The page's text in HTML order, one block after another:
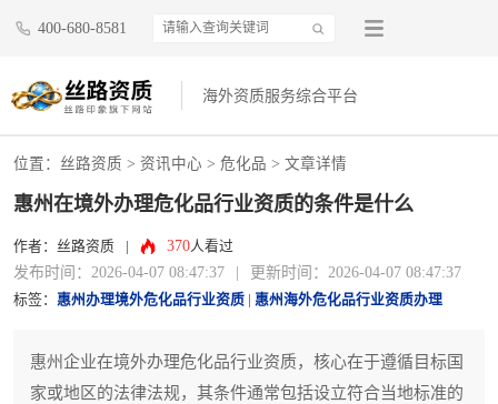
400-680-8581
海外资质服务综合平台
位置： 丝路资质 > 资讯中心 > 危化品 > 文章详情
惠州在境外办理危化品行业资质的条件是什么
作者：丝路资质 370人看过
发布时间：2026-04-07 08:47:37 更新时间：2026-04-07 08:47:37
标签： 惠州办理境外危化品行业资质 惠州海外危化品行业资质办理
惠州企业在境外办理危化品行业资质，核心在于遵循目标国
家或地区的法律法规，其条件通常包括设立符合当地标准的